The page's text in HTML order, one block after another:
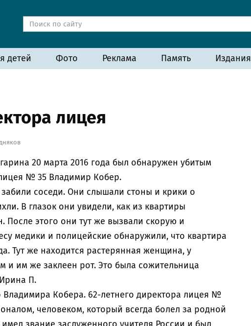
детей Фото Реклама Память Издания
лицея
20 марта 2016 года был обнаружен убитым
№ 35 Владимир Кобер.
соседи. Они слышали стоны и крики о
В глазок они увидели, как из квартиры
этого они тут же вызвали скорую и
медики и полицейские обнаружили, что квартира
Тут же находится растерянная женщина, у
и им же заклеен рот. Это была сожительница
П.
Кобера. 62-летнего директора лицея №
человеком, который всегда болел за родной